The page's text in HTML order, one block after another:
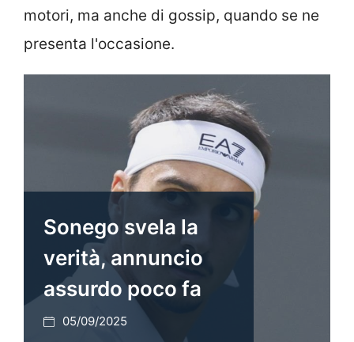
motori, ma anche di gossip, quando se ne
presenta l'occasione.
Sonego svela la
verità, annuncio
assurdo poco fa
05/09/2025